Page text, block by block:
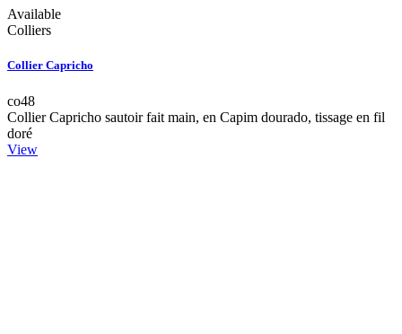
Available
Colliers
Collier Capricho
co48
Collier Capricho sautoir fait main, en Capim dourado, tissage en fil
doré
View